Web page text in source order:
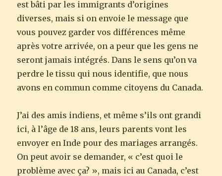
est bâti par les immigrants d’origines
diverses, mais si on envoie le message que
vous pouvez garder vos différences même
après votre arrivée, on a peur que les gens ne
seront jamais intégrés. Dans le sens qu’on va
perdre le tissu qui nous identifie, que nous
avons en commun comme citoyens du Canada.
J’ai des amis indiens, et même s’ils ont grandi
ici, à l’âge de 18 ans, leurs parents vont les
envoyer en Inde pour des mariages arrangés.
On peut avoir se demander, « c’est quoi le
problème avec ça? », mais ici au Canada, c’est